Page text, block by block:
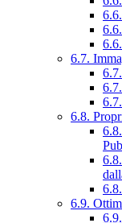
6.7.
6.8.
6.9.